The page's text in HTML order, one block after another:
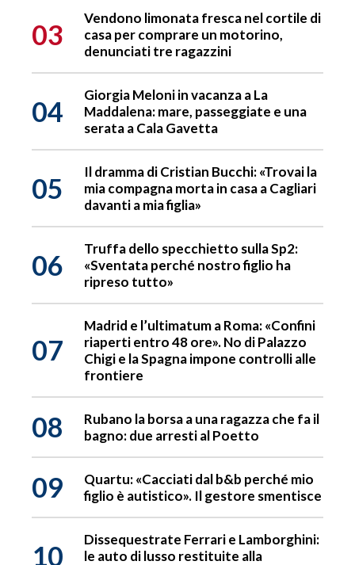
03
Vendono limonata fresca nel cortile di
casa per comprare un motorino,
denunciati tre ragazzini
04
Giorgia Meloni in vacanza a La
Maddalena: mare, passeggiate e una
serata a Cala Gavetta
05
Il dramma di Cristian Bucchi: «Trovai la
mia compagna morta in casa a Cagliari
davanti a mia figlia»
06
Truffa dello specchietto sulla Sp2:
«Sventata perché nostro figlio ha
ripreso tutto»
07
Madrid e l’ultimatum a Roma: «Confini
riaperti entro 48 ore». No di Palazzo
Chigi e la Spagna impone controlli alle
frontiere
08
Rubano la borsa a una ragazza che fa il
bagno: due arresti al Poetto
09
Quartu: «Cacciati dal b&b perché mio
figlio è autistico». Il gestore smentisce
10
Dissequestrate Ferrari e Lamborghini:
le auto di lusso restituite alla